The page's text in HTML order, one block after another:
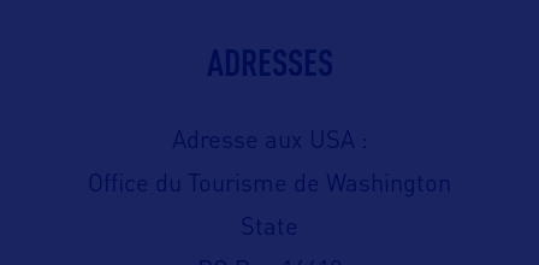
ADRESSES
Adresse aux USA :
Office du Tourisme de Washington
State